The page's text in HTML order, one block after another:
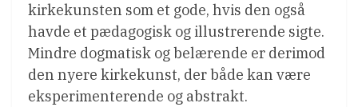
kirkekunsten som et gode, hvis den også
havde et pædagogisk og illustrerende sigte.
Mindre dogmatisk og belærende er derimod
den nyere kirkekunst, der både kan være
eksperimenterende og abstrakt.